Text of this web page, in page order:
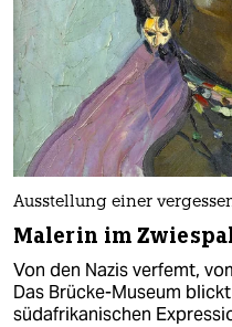
Ausstellung einer
Malerin im
Von den Nazis verfemt,
Das Brücke-Museum
südafrikanischen